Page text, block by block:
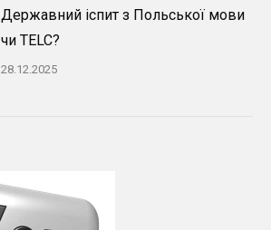
Державний іспит з Польської мови
чи TELC?
28.12.2025